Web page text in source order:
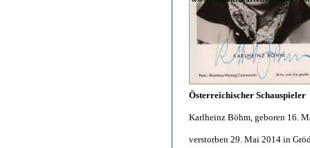
Österreichischer Schauspieler
Karlheinz Böhm, geboren 16.
verstorben 29. Mai 2014 in